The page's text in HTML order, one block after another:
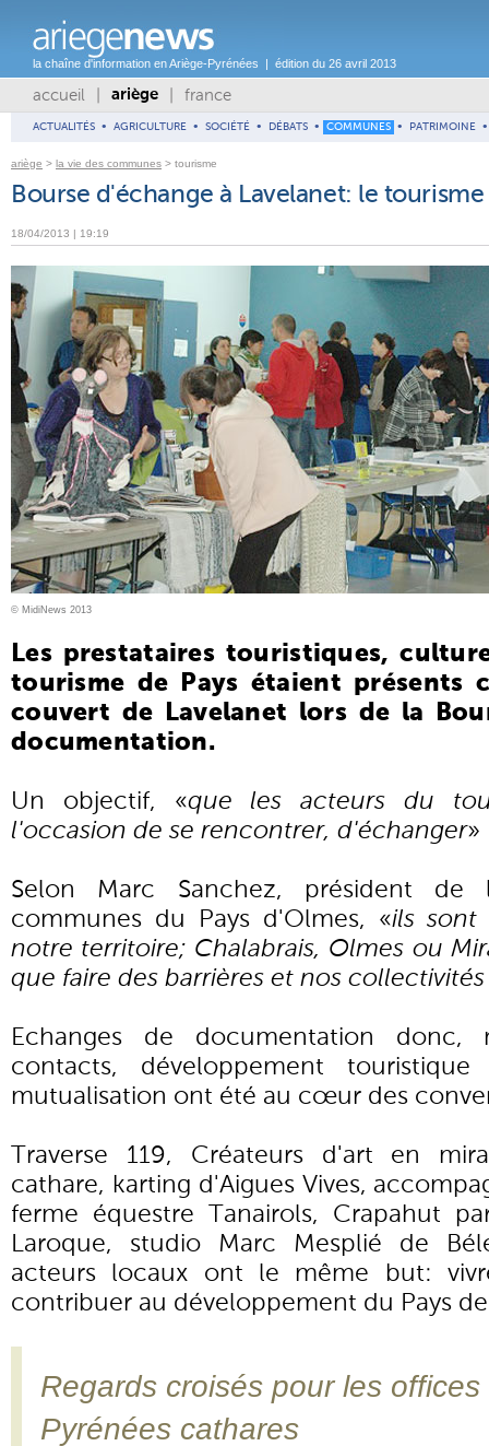
la chaîne d'information en Ariège-Pyrénées | édition du 26 avril 2013
accueil ariège france
ACTUALITÉS • AGRICULTURE • SOCIÉTÉ • DÉBATS • COMMUNES • PATRIMOINE •
ariège > la vie des communes > tourisme
Bourse d'échange à Lavelanet: le
18/04/2013 | 19:19
© MidiNews 2013
Les prestataires touristiques,
tourisme de Pays étaient présents
couvert de Lavelanet lors de la
documentation.
Un objectif, «que les acteurs du
l'occasion de se rencontrer, d'échanger»
Selon Marc Sanchez, président de
communes du Pays d'Olmes, «ils sont
notre territoire; Chalabrais, Olmes ou
que faire des barrières et nos
Echanges de documentation donc,
contacts, développement
mutualisation ont été au cœur des
Traverse 119, Créateurs d'art en
cathare, karting d'Aigues Vives,
ferme équestre Tanairols, Crapahut
Laroque, studio Marc Mesplié de
acteurs locaux ont le même but:
contribuer au développement du Pays
Regards croisés pour les
Pyrénées cathares